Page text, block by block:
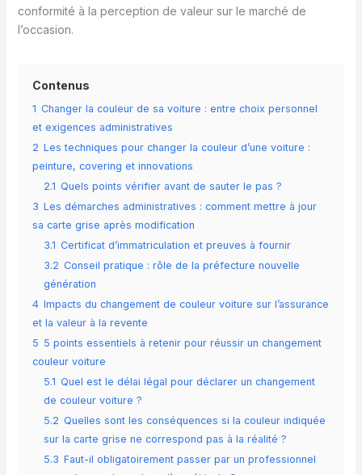
conformité à la perception de valeur sur le marché de
l’occasion.
Contenus
1 Changer la couleur de sa voiture : entre choix personnel
et exigences administratives
2 Les techniques pour changer la couleur d’une voiture :
peinture, covering et innovations
2.1 Quels points vérifier avant de sauter le pas ?
3 Les démarches administratives : comment mettre à jour
sa carte grise après modification
3.1 Certificat d’immatriculation et preuves à fournir
3.2 Conseil pratique : rôle de la préfecture nouvelle
génération
4 Impacts du changement de couleur voiture sur l’assurance
et la valeur à la revente
5 5 points essentiels à retenir pour réussir un changement
couleur voiture
5.1 Quel est le délai légal pour déclarer un changement
de couleur voiture ?
5.2 Quelles sont les conséquences si la couleur indiquée
sur la carte grise ne correspond pas à la réalité ?
5.3 Faut-il obligatoirement passer par un professionnel